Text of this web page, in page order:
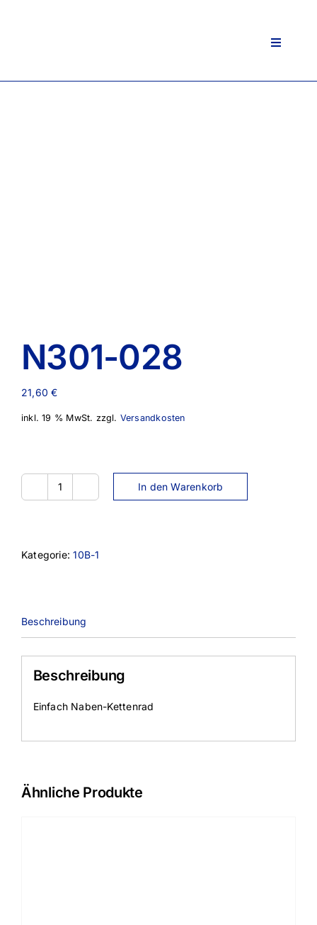
Toggle
N301-028
21,60€
inkl. 19 % MwSt. zzgl. Versandkosten
N301-
In den Warenkorb
Kategorie:10B-1
Beschreibung
Beschreibung
Einfach Naben-Kettenrad
Ähnliche Produkte